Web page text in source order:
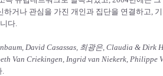
거나 관심을 가진 개인과 집단을 연결하고,
다.
David Casassas, 최광은, Claudia & Dirk
Van Criekingen, Ingrid van Niekerk, Philippe
.